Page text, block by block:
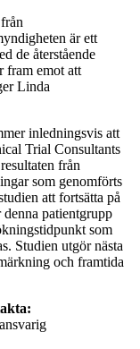
är ett
de återstående
fram emot att
Linda
inledningsvis att
Trial Consultants
från
som genomförts
att fortsätta på
patientgrupp
som
Studien utgör nästa
och framtida